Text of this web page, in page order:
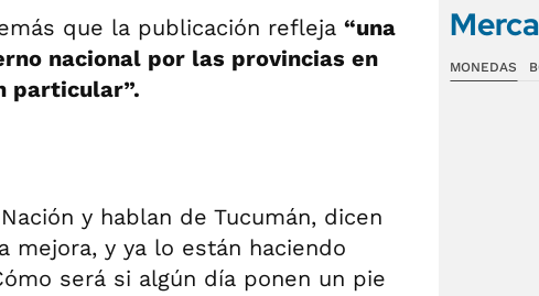
que la publicación refleja “una
nacional por las provincias en
particular”.
y hablan de Tucumán, dicen
mejora, y ya lo están haciendo
será si algún día ponen un pie
MONEDAS